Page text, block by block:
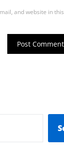
and website in